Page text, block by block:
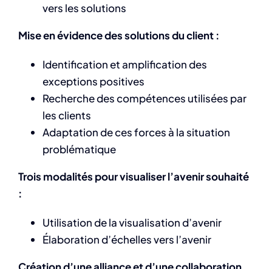
vers les solutions
Mise en évidence des solutions du client :
Identification et amplification des
exceptions positives
Recherche des compétences utilisées par
les clients
Adaptation de ces forces à la situation
problématique
Trois modalités pour visualiser l’avenir souhaité
:
Utilisation de la visualisation d’avenir
Élaboration d’échelles vers l’avenir